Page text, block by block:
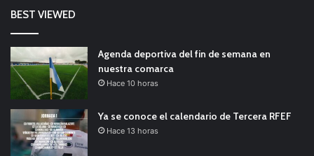
BEST VIEWED
Agenda deportiva del fin de semana en
nuestra comarca
Hace 10 horas
Ya se conoce el calendario de Tercera RFEF
Hace 13 horas